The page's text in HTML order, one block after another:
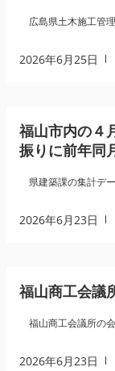
広島県土木施工管
2026年6月25日
福山市内の４
振りに前年同
県建築課の集計デ
2026年6月23日
福山商工会議
福山商工会議所の
2026年6月23日